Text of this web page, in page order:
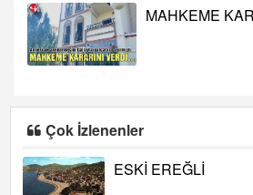
MAHKEME
Çok İzlenenler
ESKİ EREĞLİ